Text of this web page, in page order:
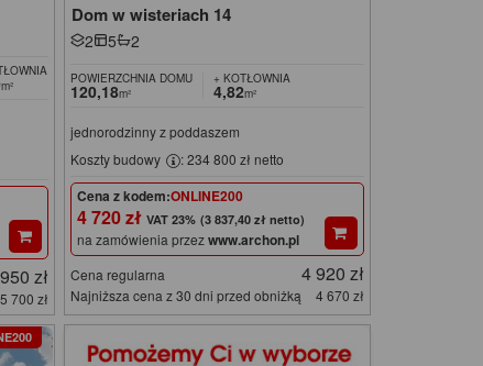
m²
zł
5 700 zł
Dom w wisteriach 14
2 5 2
POWIERZCHNIA DOMU
120,18m²
+ KOTŁOWNIA
4,82m²
jednorodzinny z poddaszem
Koszty budowy
: 234 800 zł netto
Cena z kodem:ONLINE200
4 720 zł (3 837,40 zł netto)
na zamówienia przezwww.archon.pl
Cena regularna 4 920 zł
Najniższa cena z 30 dni przed obniżką 4 670 zł